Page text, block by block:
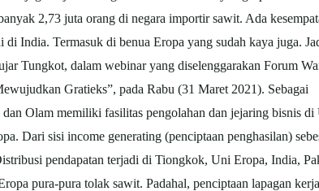
2,73 juta orang di negara importir sawit. Ada
India. Termasuk di benua Eropa yang sudah kaya juga.
Tungkot, dalam webinar yang diselenggarakan Forum
Gratieks”, pada Rabu (31 Maret 2021). Sebagai
Olam memiliki fasilitas pengolahan dan jejaring bisnis di
Dari sisi income generating (penciptaan penghasilan)
pendapatan terjadi di Tiongkok, Uni Eropa, India,
pura-pura tolak sawit. Padahal, penciptaan lapagan